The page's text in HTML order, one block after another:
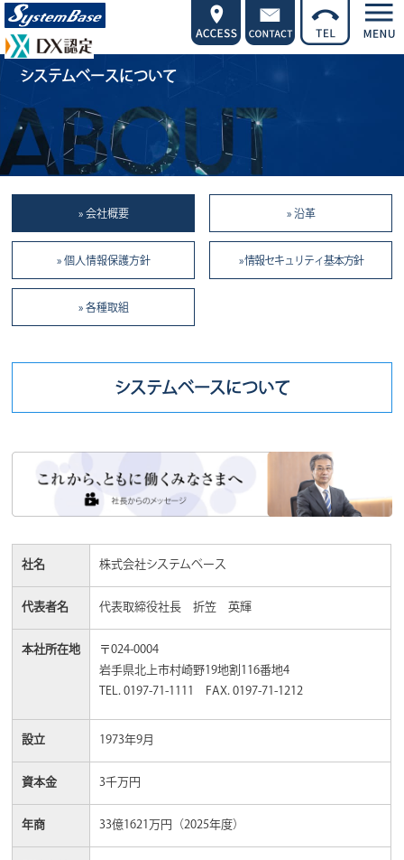
システムベースについて
» 会社概要 » 沿革
» 個人情報保護方針 » 情報セキュリティ基本方針
» 各種取組
システムベースについて
社名 株式会社システムベース
代表者名 代表取締役社長 折笠 英輝
本社所在地
〒024-0004
岩手県北上市村崎野19地割116番地4
TEL. 0197-71-1111 FAX. 0197-71-1212
設立 1973年9月
資本金 3千万円
年商 33億1621万円（2025年度）